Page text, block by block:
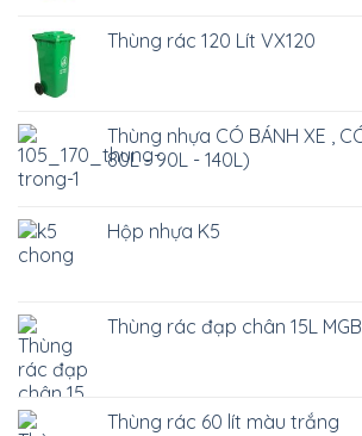
Thùng rác 120 Lít VX120
Thùng nhựa CÓ BÁNH XE ,
80L - 90L - 140L)
Hộp nhựa K5
Thùng rác đạp chân 15L
Thùng rác 60 lít màu trắng